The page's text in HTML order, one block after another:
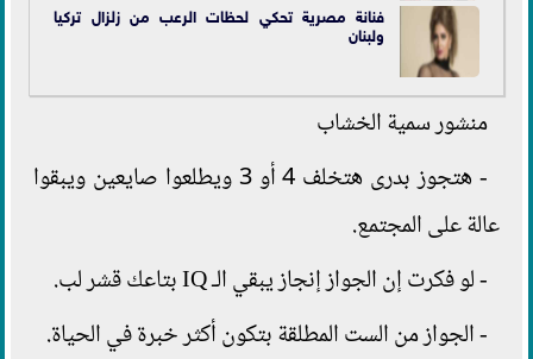
فنانة مصرية تحكي لحظات الرعب من زلزال تركيا
ولبنان
منشور سمية الخشاب
- هتجوز بدرى هتخلف 4 أو 3 ويطلعوا صايعين ويبقوا
عالة على المجتمع.
- لو فكرت إن الجواز إنجاز يبقي الـ IQ بتاعك قشر لب.
- الجواز من الست المطلقة بتكون أكثر خبرة في الحياة.